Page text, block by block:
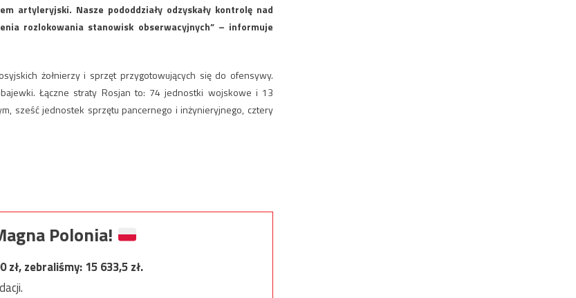
artyleryjski. Nasze pododdziały odzyskały kontrolę nad
rozlokowania stanowisk obserwacyjnych” – informuje
żołnierzy i sprzęt przygotowujących się do ofensywy.
Łączne straty Rosjan to: 74 jednostki wojskowe i 13
sześć jednostek sprzętu pancernego i inżynieryjnego, cztery
Polonia!
zł, zebraliśmy:15 633,5zł.